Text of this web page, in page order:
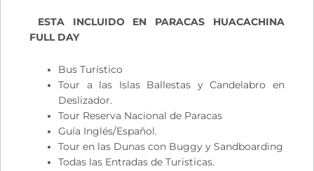
ESTA INCLUIDO EN PARACAS HUACACHINA
FULL DAY
Bus Turístico
Tour a las Islas Ballestas y Candelabro en
Deslizador.
Tour Reserva Nacional de Paracas
Guía Inglés/Español.
Tour en las Dunas con Buggy y Sandboarding
Todas las Entradas de Turisticas.